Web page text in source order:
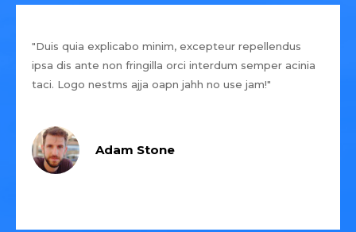
"Duis quia explicabo minim, excepteur repellendus
ipsa dis ante non fringilla orci interdum semper acinia
taci. Logo nestms ajja oapn jahh no use jam!"
Adam Stone